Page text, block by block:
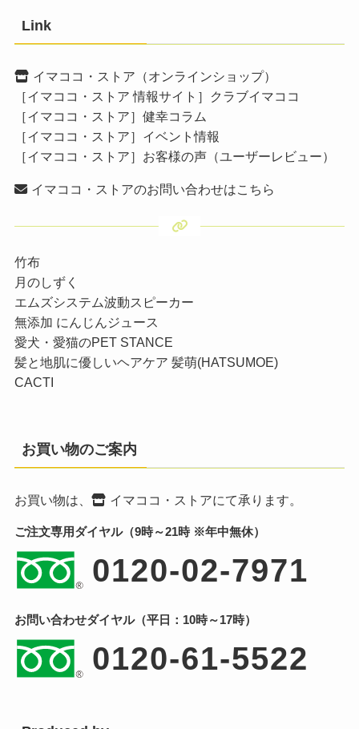
Link
イマココ・ストア（オンラインショップ）
［イマココ・ストア 情報サイト］クラブイマココ
［イマココ・ストア］健幸コラム
［イマココ・ストア］イベント情報
［イマココ・ストア］お客様の声（ユーザーレビュー）
イマココ・ストアのお問い合わせはこちら
竹布
月のしずく
エムズシステム波動スピーカー
無添加 にんじんジュース
愛犬・愛猫のPET STANCE
髪と地肌に優しいヘアケア 髪萌(HATSUMOE)
CACTI
お買い物のご案内
お買い物は、 イマココ・ストアにて承ります。
ご注文専用ダイヤル（9時～21時 ※年中無休）
0120-02-7971
お問い合わせダイヤル（平日：10時～17時）
0120-61-5522